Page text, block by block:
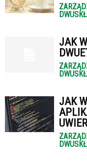
JAK
JAK